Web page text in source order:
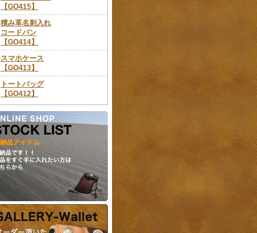
【GO415】
積み革名刺入れ
コードバン
【GO414】
スマホケース
【GO413】
トートバッグ
【GO412】